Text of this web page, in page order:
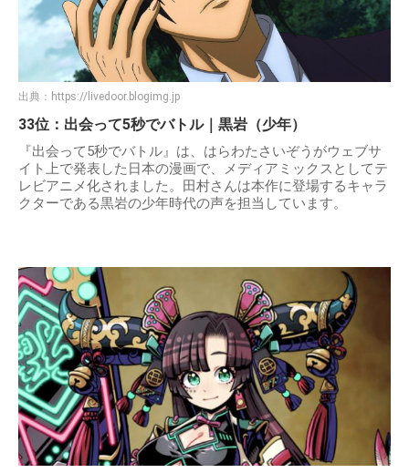
出典： https://livedoor.blogimg.jp
33位：出会って5秒でバトル｜黒岩（少年）
『出会って5秒でバトル』は、はらわたさいぞうがウェブサ
イト上で発表した日本の漫画で、メディアミックスとしてテ
レビアニメ化されました。田村さんは本作に登場するキャラ
クターである黒岩の少年時代の声を担当しています。